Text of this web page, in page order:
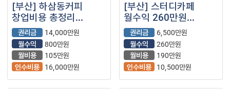
[부산] 하삼동커피
창업비용 총정리
양도양수 정보
(프랜차이즈/저가커피/
카페)
권리금
14,000만원
월수익
800만원
월비용
105만원
인수비용
16,000만원
[부산] 스터디카페
월수익 260만원
양도양수 매물입니다.
(무인/부업/투잡/스카)
권리금
6,500만원
월수익
260만원
월비용
190만원
인수비용
10,500만원